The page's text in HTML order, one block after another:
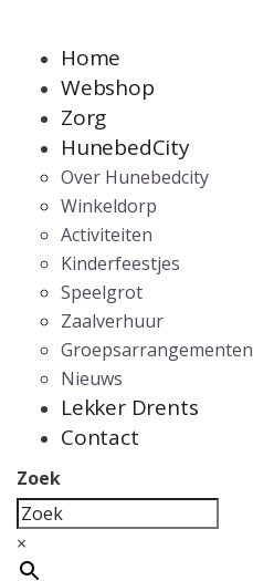
Home
Webshop
Zorg
HunebedCity
Over Hunebedcity
Winkeldorp
Activiteiten
Kinderfeestjes
Speelgrot
Zaalverhuur
Groepsarrangementen
Nieuws
Lekker Drents
Contact
Zoek
×